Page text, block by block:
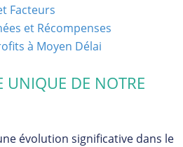
Facteurs
et Récompenses
à Moyen Délai
UNIQUE DE NOTRE
évolution significative dans le